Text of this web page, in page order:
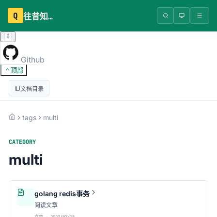
Q 往昔知识库
Github
顶部
文档目录
tags multi
CATEGORY
multi
golang redis事务
阅读文章